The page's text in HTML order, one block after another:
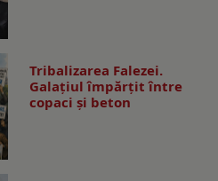
Tribalizarea Falezei.
Galațiul împărțit între
copaci și beton